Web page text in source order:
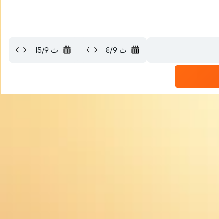
ث 8/9 ث 15/9